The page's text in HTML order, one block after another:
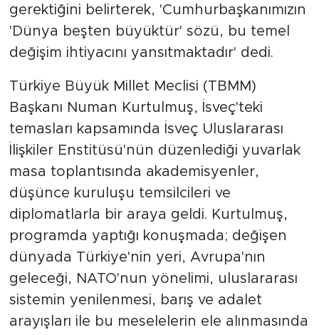
gerektiğini belirterek, 'Cumhurbaşkanımızın
'Dünya beşten büyüktür' sözü, bu temel
değişim ihtiyacını yansıtmaktadır' dedi.
Türkiye Büyük Millet Meclisi (TBMM)
Başkanı Numan Kurtulmuş, İsveç'teki
temasları kapsamında İsveç Uluslararası
İlişkiler Enstitüsü'nün düzenlediği yuvarlak
masa toplantısında akademisyenler,
düşünce kuruluşu temsilcileri ve
diplomatlarla bir araya geldi. Kurtulmuş,
programda yaptığı konuşmada; değişen
dünyada Türkiye'nin yeri, Avrupa'nın
geleceği, NATO'nun yönelimi, uluslararası
sistemin yenilenmesi, barış ve adalet
arayışları ile bu meselelerin ele alınmasında